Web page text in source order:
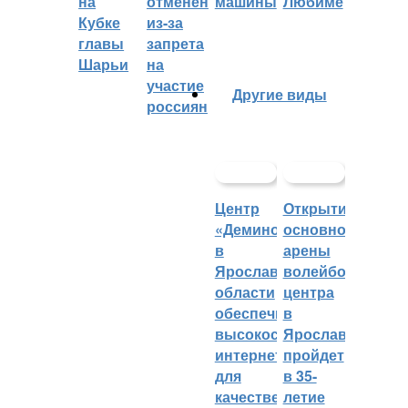
Кубке
главы
Шарьи
из-за
запрета
на
участие
россиян
Другие виды
Центр
«Демино»
в
Ярославской
области
обеспечивают
высокоскоростным
интернетом
для
качественных
Открытие
основной
арены
волейбольного
центра
в
Ярославле
пройдет
в 35-
летие